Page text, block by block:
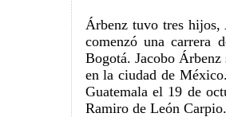
Árbenz tuvo tres hijos,
comenzó una carrera
Bogotá. Jacobo
en la ciudad de
Guatemala el 19 de
Ramiro de León Carpio.